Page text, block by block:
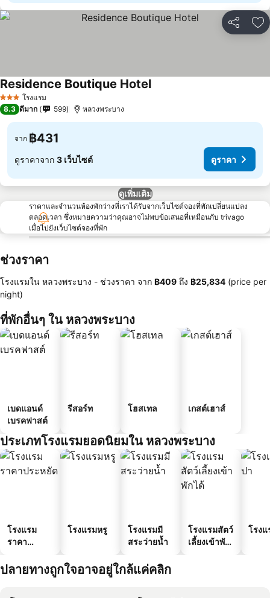
แชร์ เ
3 ดาว โรงแรม
Residence Boutique Hotel
8.3 ดีมาก 599 หลวงพระบาง
จาก ฿431
ดูราคาจาก 3 เว็บไซต์ ดูราคา
ดูเพิ่มเติม
ราคาและจำนวนห้องพักว่างที่เราได้รับจากเว็บไซต์จองที่พักเปลี่ยนแปลง
ตลอดเวลา ซึ่งหมายความว่าคุณอาจไม่พบข้อเสนอที่เหมือนกับ trivago
เมื่อไปยังเว็บไซต์จองที่พัก
ช่วงราคา
โรงแรมใน หลวงพระบาง - ช่วงราคา จาก ‎฿409 ถึง ‎฿25,834 (price per
night)
ที่พักอื่นๆ ใน หลวงพระบาง
เบดแอนด์
เบรคฟาสต์
รีสอร์ท โฮสเทล เกสต์เฮาส์
ประเภทโรงแรมยอดนิยมใน หลวงพระบาง
โรงแรม
ราคา
โรงแรมหรู
โรงแรมมี
สระว่ายน้ำ
โรงแรมสัตว์
เลี้ยงเข้าพัก
โรง
ปลายทางถูกใจอาจอยู่ใกล้แค่คลิก